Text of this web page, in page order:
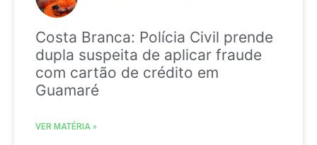
Costa Branca: Polícia Civil prende
dupla suspeita de aplicar fraude
com cartão de crédito em
Guamaré
VER MATÉRIA »